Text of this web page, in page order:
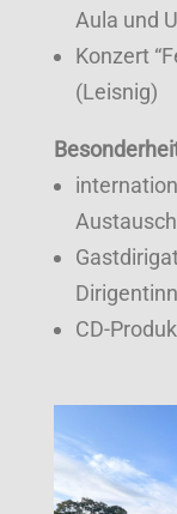
Aula und
Konzert
(Leisnig)
CD-